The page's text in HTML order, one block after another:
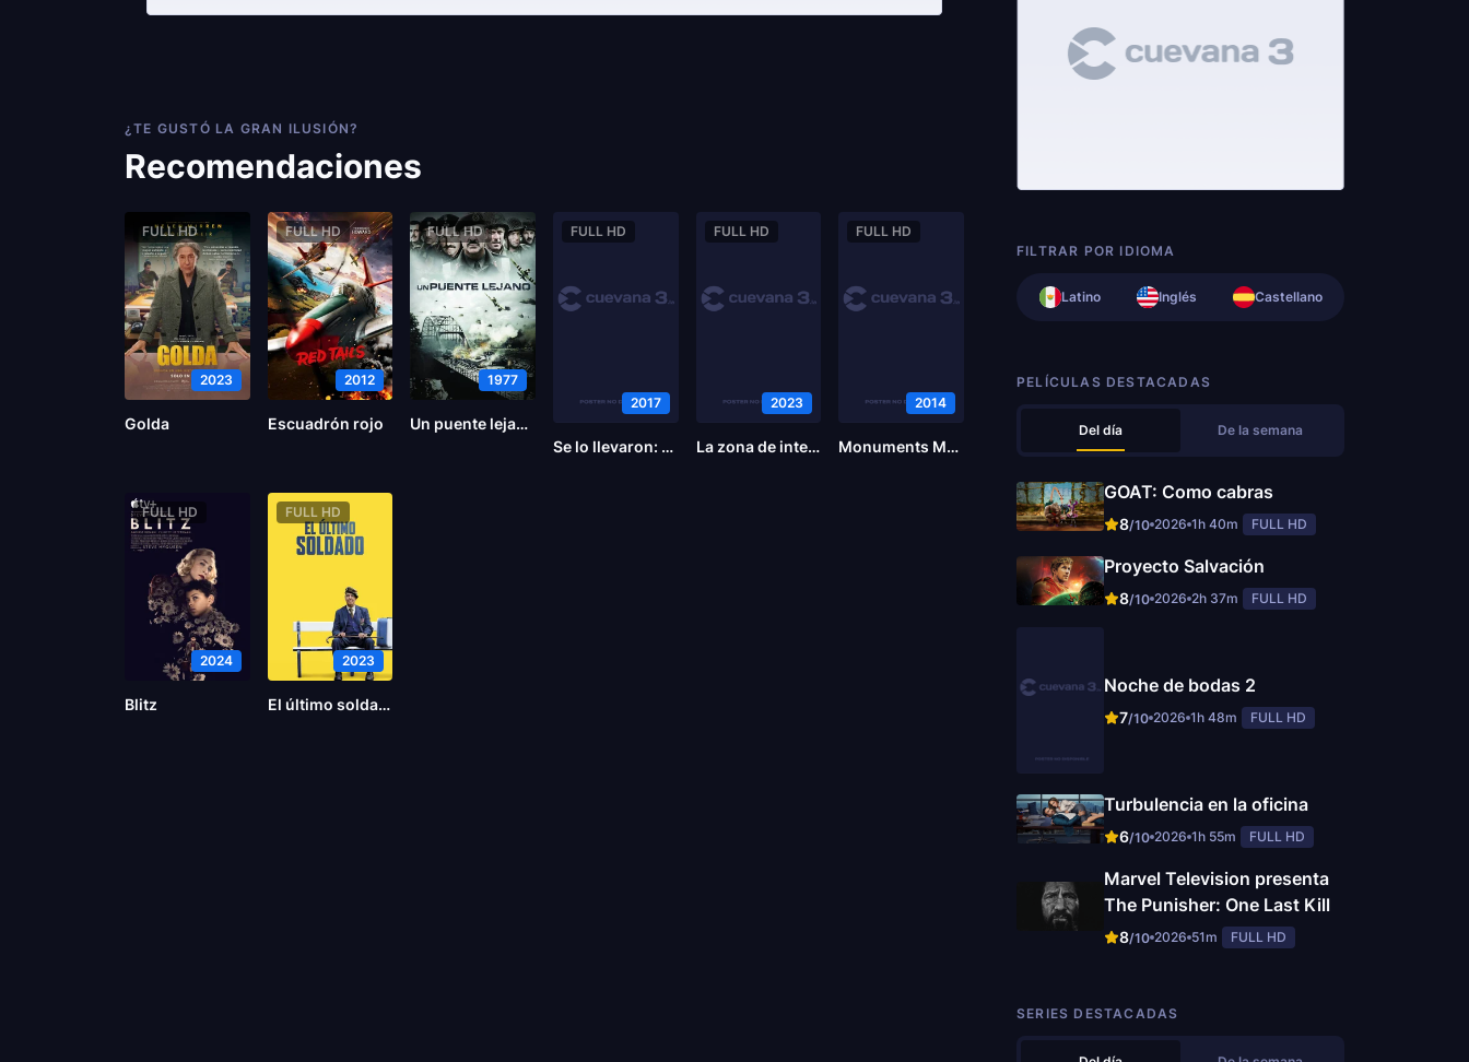
¿TE GUSTÓ LA GRAN ILUSIÓN?
Recomendaciones
FULL HD
2023
Golda
FULL HD
2012
Escuadrón rojo
FULL HD
1977
Un puente lejano
FULL HD
2017
Se lo llevaron: Recuerdos de una niña de Camboya
FULL HD
2023
La zona de interés
FULL HD
2014
Monuments Men
FULL HD
2024
Blitz
FULL HD
2023
El último soldado
FILTRAR POR IDIOMA
Latino Inglés Castellano
PELÍCULAS DESTACADAS
Del día De la semana
GOAT: Como cabras
8/10 2026 1h 40m FULL HD
Proyecto Salvación
8/10 2026 2h 37m FULL HD
Noche de bodas 2
7/10 2026 1h 48m FULL HD
Turbulencia en la oficina
6/10 2026 1h 55m FULL HD
Marvel Television presenta
The Punisher: One Last Kill
8/10 2026 51m FULL HD
SERIES DESTACADAS